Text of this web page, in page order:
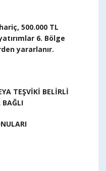
500.000 TL
6. Bölge
yararlanır.
TEŞVİKİ BELİRLİ
BAĞLI